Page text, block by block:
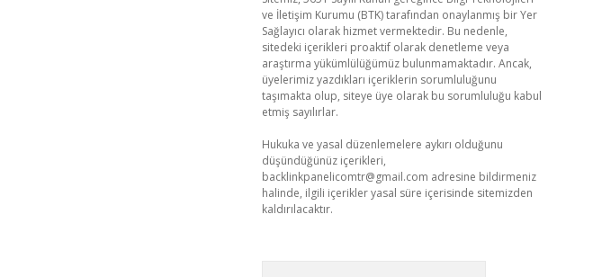
ve İletişim Kurumu (BTK) tarafından onaylanmış bir Yer
Sağlayıcı olarak hizmet vermektedir. Bu nedenle,
sitedeki içerikleri proaktif olarak denetleme veya
araştırma yükümlülüğümüz bulunmamaktadır. Ancak,
üyelerimiz yazdıkları içeriklerin sorumluluğunu
taşımakta olup, siteye üye olarak bu sorumluluğu kabul
etmiş sayılırlar.
Hukuka ve yasal düzenlemelere aykırı olduğunu
düşündüğünüz içerikleri,
backlinkpanelicomtr@gmail.com adresine bildirmeniz
halinde, ilgili içerikler yasal süre içerisinde sitemizden
kaldırılacaktır.